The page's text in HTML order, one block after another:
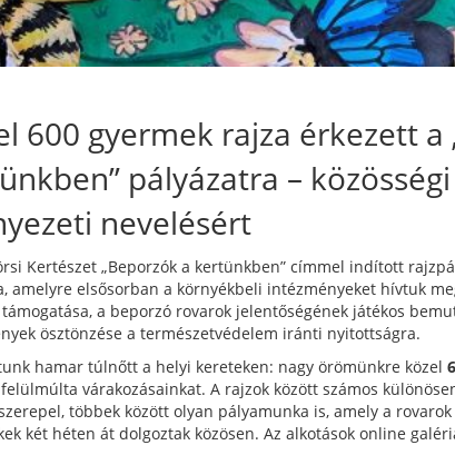
600 gyermek rajza érkezett a
pályázatra –
nevelésért
Kertészet „Beporzók a kertünkben” címmel indított
amelyre elsősorban a környékbeli intézményeket hívtuk
a beporzó rovarok jelentőségének játékos
ösztönzése a természetvédelem iránti nyitottságra.
hamar túlnőtt a helyi kereteken: nagy örömünkre közel
várakozásainkat. A rajzok között számos
többek között olyan pályamunka is, amely a
két héten át dolgoztak közösen. Az alkotások online